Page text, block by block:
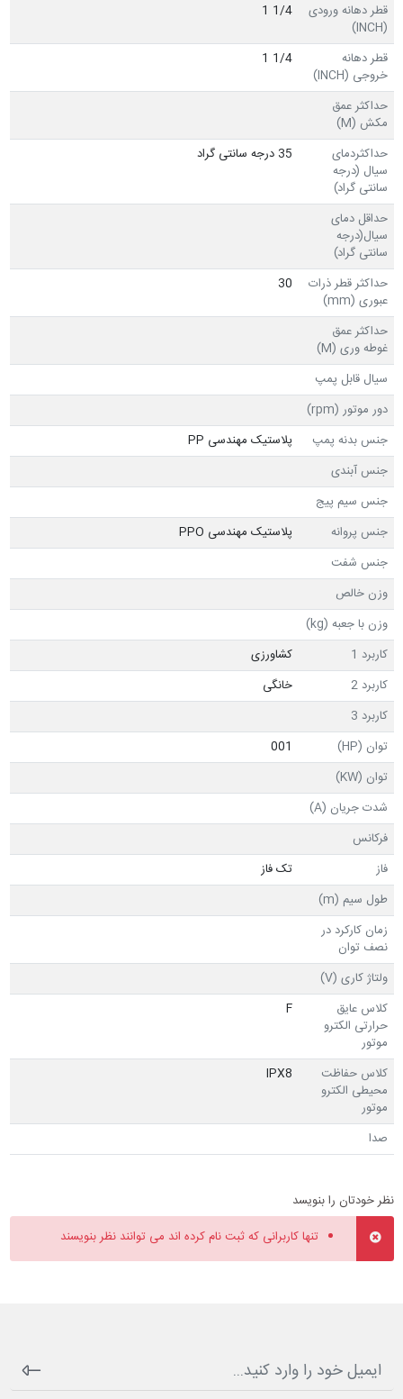
قطر دهانه ورودی
(INCH)
1/4 1
قطر دهانه
خروجی (INCH)
1/4 1
حداکثر عمق
مکش (M)
حداکثردمای
سیال (درجه
سانتی گراد)
35 درجه سانتی گراد
حداقل دمای
سیال(درجه
سانتی گراد)
حداکثر قطر ذرات
عبوری (mm)
30
حداکثر عمق
غوطه وری (M)
سیال قابل پمپ
دور موتور (rpm)
جنس بدنه پمپ
پلاستیک مهندسی PP
جنس آبندی
جنس سیم پیج
جنس پروانه
پلاستیک مهندسی PPO
جنس شفت
وزن خالص
وزن با جعبه (kg)
کاربرد 1
کشاورزی
کاربرد 2
خانگی
کاربرد 3
توان (HP)
001
توان (KW)
شدت جریان (A)
فرکانس
فاز
تک فاز
طول سیم (m)
زمان کارکرد در
نصف توان
ولتاژ کاری (V)
کلاس عایق
حرارتی الکترو
موتور
F
کلاس حفاظت
محیطی الکترو
موتور
IPX8
صدا
نظر خودتان را بنویسد
تنها کاربرانی که ثبت نام کرده اند می توانند نظر بنویسند